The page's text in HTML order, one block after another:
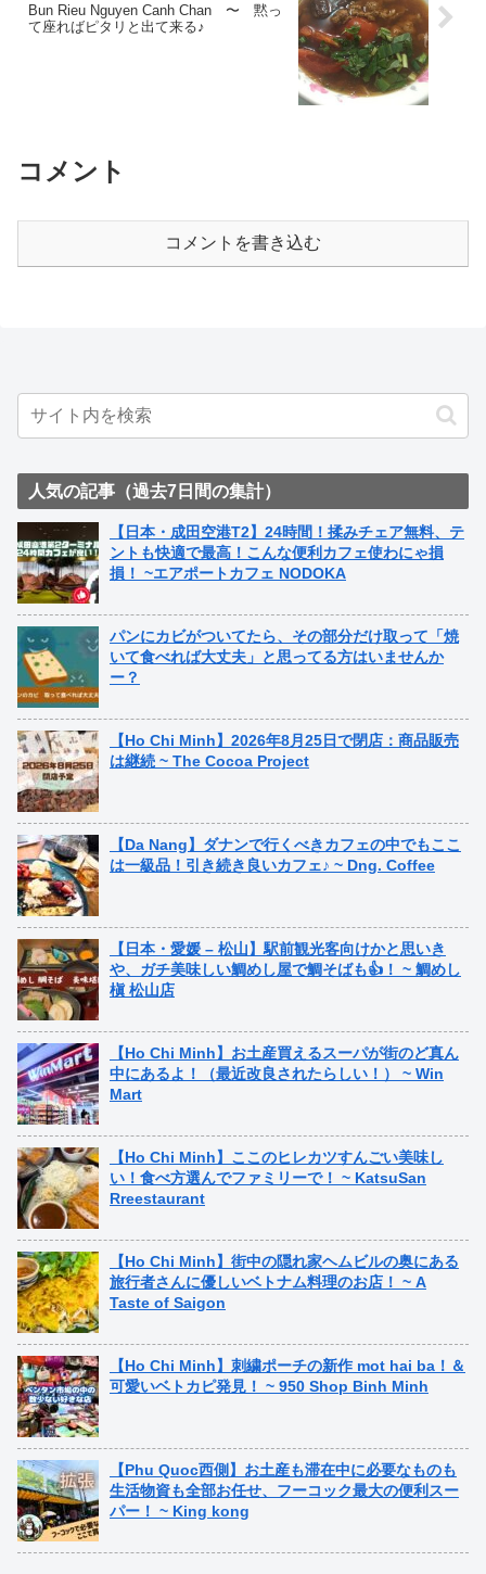
Bun Rieu Nguyen Canh Chan 〜 黙っ
て座ればピタリと出て来る♪
コメント
コメントを書き込む
人気の記事（過去7日間の集計）
【日本・成田空港T2】24時間！揉みチェア無料、テ
ントも快適で最高！こんな便利カフェ使わにゃ損
損！ ~エアポートカフェ NODOKA
パンにカビがついてたら、その部分だけ取って「焼
いて食べれば大丈夫」と思ってる方はいませんか
ー？
【Ho Chi Minh】2026年8月25日で閉店：商品販売
は継続 ~ The Cocoa Project
【Da Nang】ダナンで行くべきカフェの中でもここ
は一級品！引き続き良いカフェ♪ ~ Dng. Coffee
【日本・愛媛 – 松山】駅前観光客向けかと思いき
や、ガチ美味しい鯛めし屋で鯛そばも👍！ ~ 鯛めし
槇 松山店
【Ho Chi Minh】お土産買えるスーパが街のど真ん
中にあるよ！（最近改良されたらしい！） ~ Win
Mart
【Ho Chi Minh】ここのヒレカツすんごい美味し
い！食べ方選んでファミリーで！ ~ KatsuSan
Rreestaurant
【Ho Chi Minh】街中の隠れ家ヘムビルの奥にある
旅行者さんに優しいベトナム料理のお店！ ~ A
Taste of Saigon
【Ho Chi Minh】刺繍ポーチの新作 mot hai ba！＆
可愛いベトカピ発見！ ~ 950 Shop Binh Minh
【Phu Quoc西側】お土産も滞在中に必要なものも
生活物資も全部お任せ、フーコック最大の便利スー
パー！ ~ King kong